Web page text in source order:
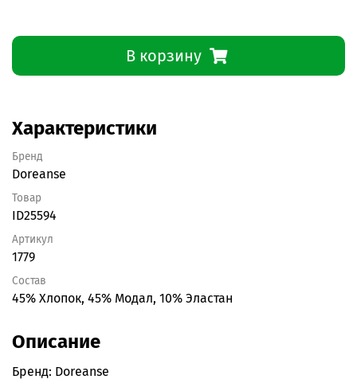
В корзину
Характеристики
Бренд
Doreanse
Товар
ID25594
Артикул
1779
Состав
45% Хлопок, 45% Модал, 10% Эластан
Описание
Бренд: Doreanse